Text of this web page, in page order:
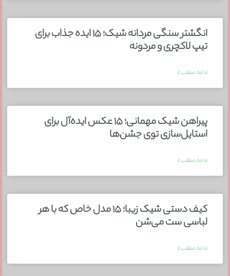
انگشتر سنگی مردانه شیک؛ ۱۵ ایده جذاب برای
تیپ لاکچری و مردونه
ادامه مطلب »
پیراهن شیک مهمانی؛ ۱۵ عکس ایده‌آل برای
استایل‌سازی توی جشن‌ها
ادامه مطلب »
کیف دستی شیک زیبا؛ ۱۵ مدل خاص که با هر
لباسی ست می‌شن
ادامه مطلب »